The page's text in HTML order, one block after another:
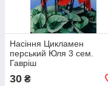
Насіння Цикламен
перський Юля 3 сем.
Гавріш
30 ₴